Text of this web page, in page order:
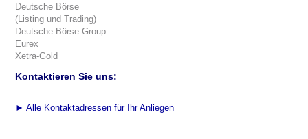
Deutsche Börse
(Listing und Trading)
Deutsche Börse Group
Eurex
Xetra-Gold
Kontaktieren Sie uns:
► Alle Kontaktadressen für Ihr Anliegen